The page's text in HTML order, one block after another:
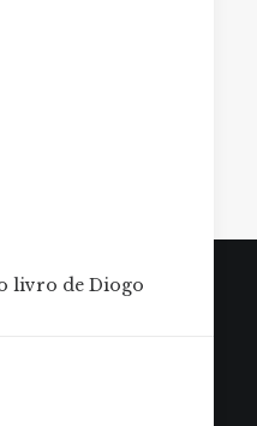
livro de Diogo